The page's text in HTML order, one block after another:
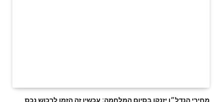
מחירי הנדל״ן יזנקו בסיום המלחמה: עכשיו זה הזמן לרכוש נכס